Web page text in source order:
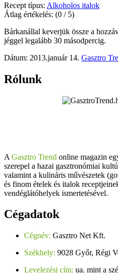
Recept típus: Alkoholos italok
Átlag értékelés: (0 / 5)
Bárkanállal keverjük össze a
jéggel legalább 30 másodpercig.
Dátum: 2013.január 14. Gasztro
Rólunk
A Gasztro Trend online magazin
szerepel a hazai gasztronómiai
valamint a kulináris művészetek
és finom ételek és italok
vendéglátóhelyek ismertetésével.
Cégadatok
Cégnév: Gasztro Net Kft.
Székhely: 9028 Győr, Régi
Levelezési cím: ua. mint a